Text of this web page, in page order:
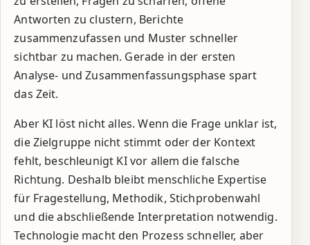
Antworten zu clustern, Berichte
zusammenzufassen und Muster schneller
sichtbar zu machen. Gerade in der ersten
Analyse- und Zusammenfassungsphase spart
das Zeit.
Aber KI löst nicht alles. Wenn die Frage unklar ist,
die Zielgruppe nicht stimmt oder der Kontext
fehlt, beschleunigt KI vor allem die falsche
Richtung. Deshalb bleibt menschliche Expertise
für Fragestellung, Methodik, Stichprobenwahl
und die abschließende Interpretation notwendig.
Technologie macht den Prozess schneller, aber